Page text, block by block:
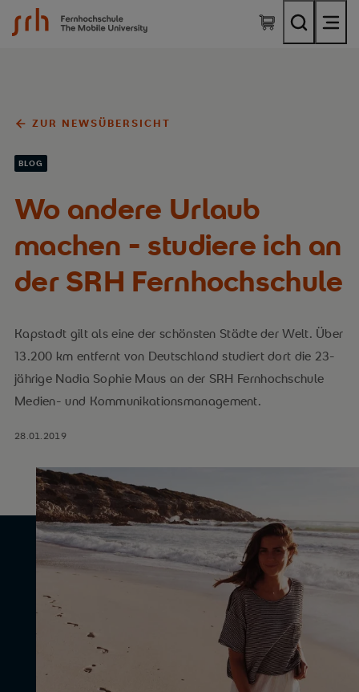
SRH Fernhochschule - The Mobile University
ZUR NEWSÜBERSICHT
BLOG
Wo andere Urlaub
machen - studiere ich an
der SRH Fernhochschule
Kapstadt gilt als eine der schönsten Städte der Welt. Über
13.200 km entfernt von Deutschland studiert dort die 23-
jährige Nadia Sophie Maus an der SRH Fernhochschule
Medien- und Kommunikationsmanagement.
28.01.2019